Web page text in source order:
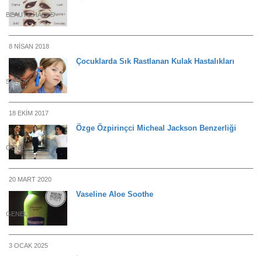
BEAUTY HACKS
8 NISAN 2018
SAĞLIK
Çocuklarda Sık Rastlanan Kulak Hastalıkları
18 EKIM 2017
GENEL
Özge Özpirinçci Micheal Jackson Benzerliği
20 MART 2020
GENEL
Vaseline Aloe Soothe
3 OCAK 2025